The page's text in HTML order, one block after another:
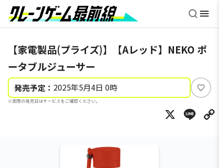
【家電製品(プライズ)】【Aレッド】NEKO ポ
ータブルジューサー
発売予定： 2025年5月4日 0時
※実際の発売日はサービスをご確認ください。
い
ね
X